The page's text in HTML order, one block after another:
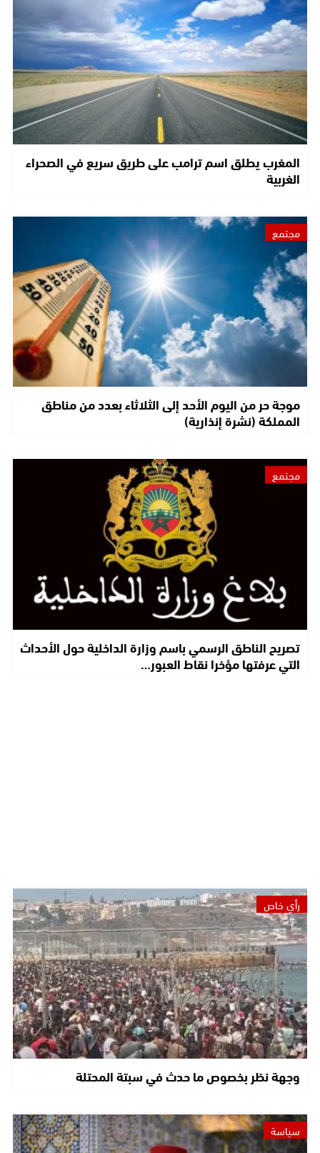
المغرب يطلق اسم ترامب على طريق سريع في الصحراء
الغربية
مجتمع
موجة حر من اليوم الأحد إلى الثلاثاء بعدد من مناطق
المملكة (نشرة إنذارية)
مجتمع
تصريح الناطق الرسمي باسم وزارة الداخلية حول الأحداث
التي عرفتها مؤخرا نقاط العبور…
رأي خاص
وجهة نظر بخصوص ما حدث في سبتة المحتلة
سياسة